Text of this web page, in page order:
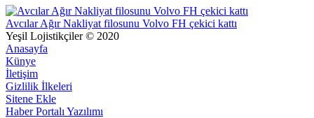
Avcılar Ağır Nakliyat filosunu Volvo FH çekici kattı
Yeşil Lojistikçiler © 2020
Anasayfa
Künye
İletişim
Gizlilik İlkeleri
Sitene Ekle
Haber Portalı Yazılımı